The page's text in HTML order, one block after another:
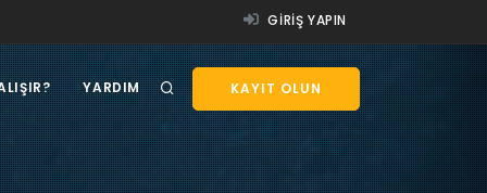
GIRIŞ YAPIN
KAYIT OLUN
YARDIM